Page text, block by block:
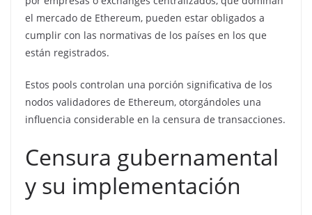
el mercado de Ethereum, pueden estar obligados a
cumplir con las normativas de los países en los que
están registrados.
Estos pools controlan una porción significativa de los
nodos validadores de Ethereum, otorgándoles una
influencia considerable en la censura de transacciones.
Censura gubernamental
y su implementación